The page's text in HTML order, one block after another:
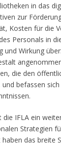
in das
zur
Kosten für die
Personals in
Wirkung
die den
befassen
IFLA ein
Strategien
das breite